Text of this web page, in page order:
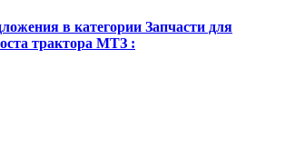
в категории Запчасти для
трактора МТЗ :